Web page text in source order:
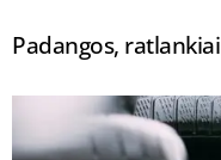
Padangos, ratlankiai